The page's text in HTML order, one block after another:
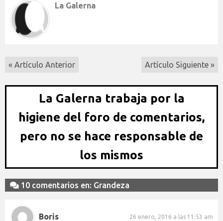
La Galerna
« Artículo Anterior Artículo Siguiente »
La Galerna trabaja por la
higiene del foro de comentarios,
pero no se hace responsable de
los mismos
10 comentarios en: Grandeza
Boris 26 enero, 2016 a las 11:53 am